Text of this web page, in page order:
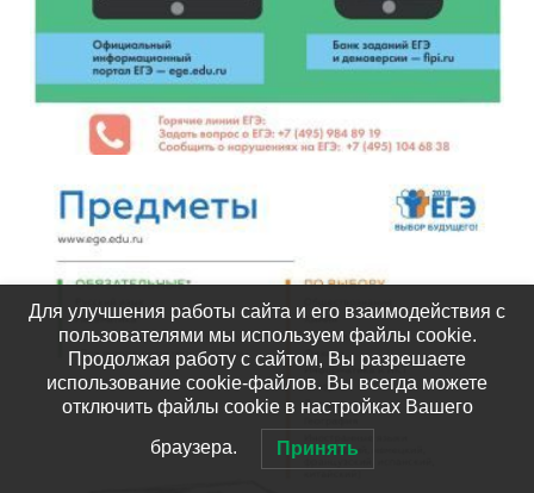
Для улучшения работы сайта и его взаимодействия с
пользователями мы используем файлы cookie.
Продолжая работу с сайтом, Вы разрешаете
использование cookie-файлов. Вы всегда можете
отключить файлы cookie в настройках Вашего
браузера. Принять